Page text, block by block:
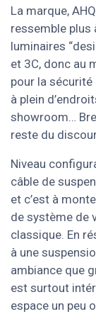
La marque,
ressemble plus
luminaires
et 3C, donc au
pour la sécurité
à plein
showroom…
reste du
Niveau
câble de
et c’est à
de système de
classique. En
à une
ambiance que
est surtout
espace un peu